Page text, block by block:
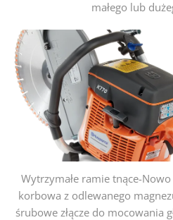
małego lub
Wytrzymałe ramie tnące-
korbowa z odlewanego
śrubowe złącze do mocowania